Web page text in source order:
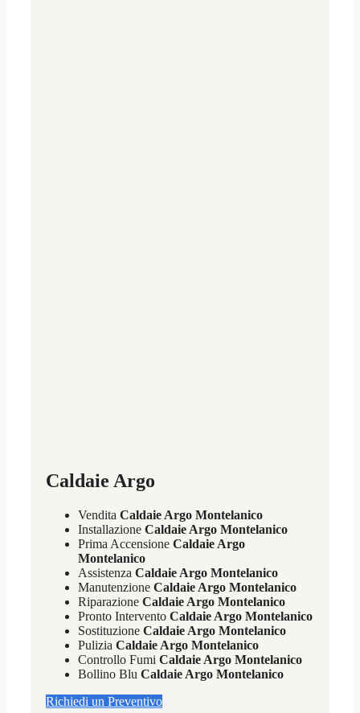
Caldaie Argo
Vendita Caldaie Argo Montelanico
Installazione Caldaie Argo Montelanico
Prima Accensione Caldaie Argo
Montelanico
Assistenza Caldaie Argo Montelanico
Manutenzione Caldaie Argo Montelanico
Riparazione Caldaie Argo Montelanico
Pronto Intervento Caldaie Argo Montelanico
Sostituzione Caldaie Argo Montelanico
Pulizia Caldaie Argo Montelanico
Controllo Fumi Caldaie Argo Montelanico
Bollino Blu Caldaie Argo Montelanico
Richiedi un Preventivo